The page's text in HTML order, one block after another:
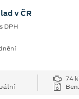
v ČR
DPH
74